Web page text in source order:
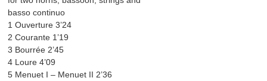
basso continuo
1 Ouverture 3’24
2 Courante 1’19
3 Bourrée 2’45
4 Loure 4’09
5 Menuet I – Menuet II 2’36